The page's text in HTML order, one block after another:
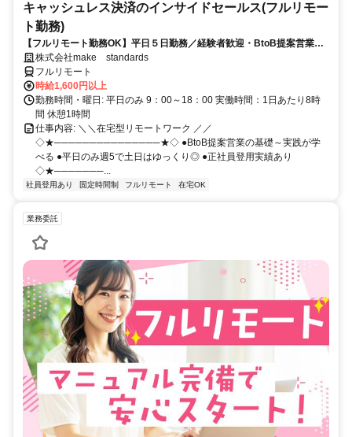
キャッシュレス決済のインサイドセールス(フルリモー
ト勤務)
【フルリモート勤務OK】平日５日勤務／経験者歓迎・BtoB提案営業で
スキルアップ
株式会社make standards
フルリモート
時給1,600円以上
勤務時間・曜日: 平日のみ 9：00～18：00 実働時間：1日あたり8時
間 休憩1時間
仕事内容: ＼＼在宅型リモートワーク ／／
◇★───────────────★◇ ●BtoB提案営業の基礎～実践が学
べる ●平日のみ週5で土日はゆっくり◎ ●正社員登用実績あり
◇★───────...
社員登用あり 固定時間制 フルリモート 在宅OK
業務委託